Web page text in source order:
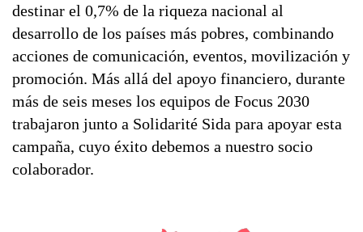
destinar el 0,7% de la riqueza nacional al
desarrollo de los países más pobres, combinando
acciones de comunicación, eventos, movilización y
promoción. Más allá del apoyo financiero, durante
más de seis meses los equipos de Focus 2030
trabajaron junto a Solidarité Sida para apoyar esta
campaña, cuyo éxito debemos a nuestro socio
colaborador.